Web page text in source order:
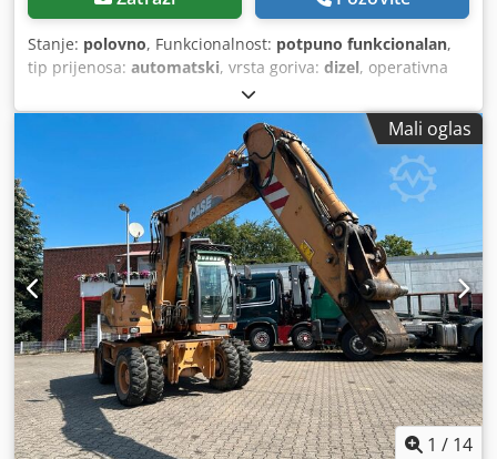
Stanje: polovno, Funkcionalnost: potpuno funkcionalan,
tip prijenosa: automatski, vrsta goriva: dizel, operativna
, konfiguracija osovina:
registracija:10/1977, Godina izgradnje:1977, Oprema:
Mali oglas
1 / 14